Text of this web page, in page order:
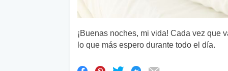
¡Buenas noches, mi vida! Cada vez que
lo que más espero durante todo el día.